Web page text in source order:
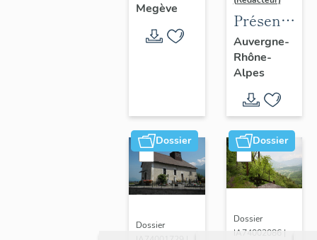
Megève
de l'aire
d'étude
du
du vitrail
ancien
de
Rhône-
Auvergne-
Rhône-
Alpes
Dossier
Dossier
Dossier
Dossier
IA74002086 |